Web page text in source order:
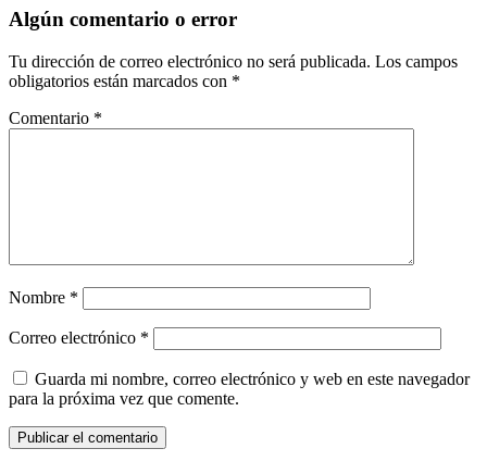
Algún comentario o error
Tu dirección de correo electrónico no será publicada. Los campos
obligatorios están marcados con *
Comentario *
Nombre *
Correo electrónico *
Guarda mi nombre, correo electrónico y web en este navegador
para la próxima vez que comente.